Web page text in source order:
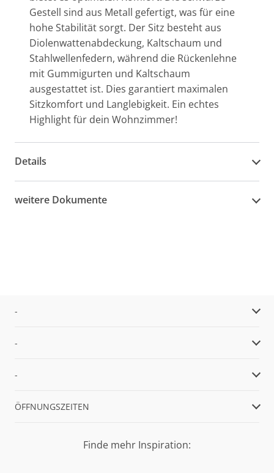
Gestell sind aus Metall gefertigt, was für eine
hohe Stabilität sorgt. Der Sitz besteht aus
Diolenwattenabdeckung, Kaltschaum und
Stahlwellenfedern, während die Rückenlehne
mit Gummigurten und Kaltschaum
ausgestattet ist. Dies garantiert maximalen
Sitzkomfort und Langlebigkeit. Ein echtes
Highlight für dein Wohnzimmer!
Details
weitere Dokumente
-
-
-
ÖFFNUNGSZEITEN
Finde mehr Inspiration: